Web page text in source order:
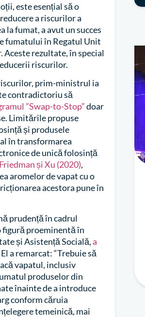
este esențial să o
a riscurilor a
fumat, a avut un succes
fumatului în Regatul Unit
rezultate, în special
riscurilor.
prim-ministrul ia
contradictoriu să
”Swap-to-Stop”doar
Limitările propuse
și produsele
în transformarea
de unică folosință
Friedman și Xu (2020),
aromelor de vapat cu o
acestora pune în
prudență în cadrul
proeminentă în
și Asistență Socială,a
a remarcat: “Trebuie să
vapatul, inclusiv
produselor din
înainte de a introduce
conform căruia
temeinică, mai